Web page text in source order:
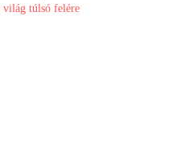
világ túlsó felére